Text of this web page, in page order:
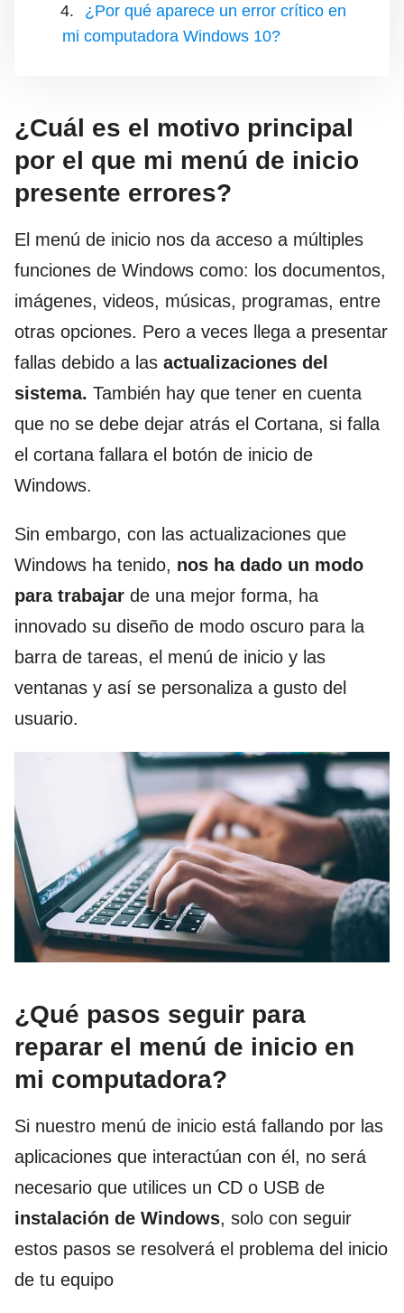
¿Por qué aparece un error crítico en
mi computadora Windows 10?
¿Cuál es el motivo principal
por el que mi menú de inicio
presente errores?
El menú de inicio nos da acceso a múltiples
funciones de Windows como: los documentos,
imágenes, videos, músicas, programas, entre
otras opciones. Pero a veces llega a presentar
fallas debido a las actualizaciones del
sistema. También hay que tener en cuenta
que no se debe dejar atrás el Cortana, si falla
el cortana fallara el botón de inicio de
Windows.
Sin embargo, con las actualizaciones que
Windows ha tenido, nos ha dado un modo
para trabajar de una mejor forma, ha
innovado su diseño de modo oscuro para la
barra de tareas, el menú de inicio y las
ventanas y así se personaliza a gusto del
usuario.
¿Qué pasos seguir para
reparar el menú de inicio en
mi computadora?
Si nuestro menú de inicio está fallando por las
aplicaciones que interactúan con él, no será
necesario que utilices un CD o USB de
instalación de Windows, solo con seguir
estos pasos se resolverá el problema del inicio
de tu equipo